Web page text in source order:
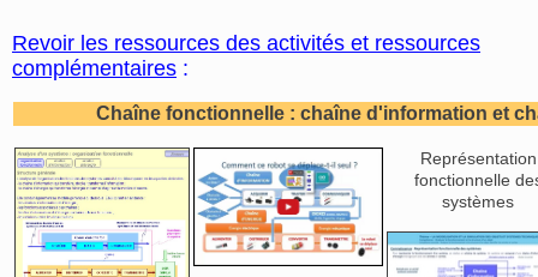
Revoir les ressources des activités et ressources
complémentaires :
Chaîne fonctionnelle : chaîne d'information et
Représentation
fonctionnelle
systèmes